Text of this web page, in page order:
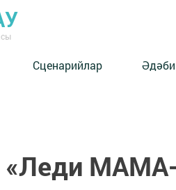
Сценарийлар